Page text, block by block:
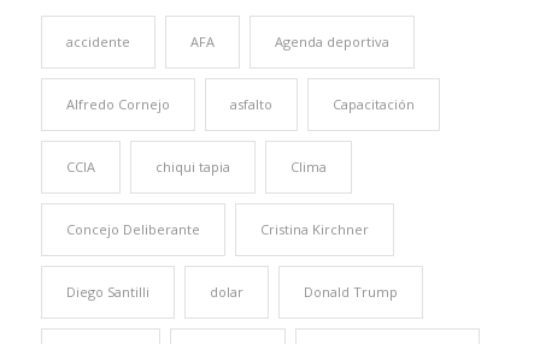
accidente AFA Agenda deportiva
Alfredo Cornejo asfalto Capacitación
CCIA chiqui tapia Clima
Concejo Deliberante Cristina Kirchner
Diego Santilli dolar Donald Trump